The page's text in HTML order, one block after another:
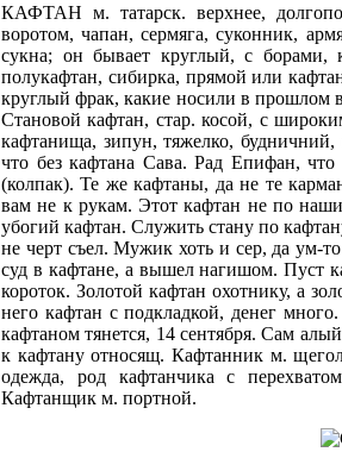
КАФТАН м. татарск. верхнее,
воротом, чапан, сермяга, суконник,
сукна; он бывает круглый, с борами,
полукафтан, сибирка, прямой или
круглый фрак, какие носили в прошлом
Становой кафтан, стар. косой, с
кафтанища, зипун, тяжелко,
что без кафтана Сава. Рад Епифан,
(колпак). Те же кафтаны, да не те
вам не к рукам. Этот кафтан не по
убогий кафтан. Служить стану по
не черт съел. Мужик хоть и сер, да ум-
суд в кафтане, а вышел нагишом. Пуст
короток. Золотой кафтан охотнику, а
него кафтан с подкладкой, денег
кафтаном тянется, 14 сентября. Сам
к кафтану относящ. Кафтанник м.
одежда, род кафтанчика с
Кафтанщик м. портной.